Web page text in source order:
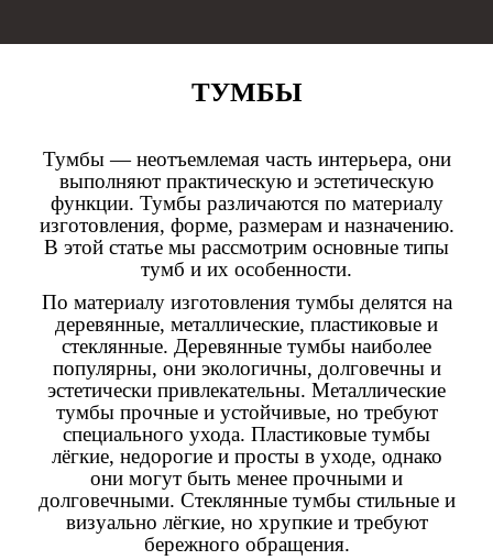
ТУМБЫ
Тумбы — неотъемлемая часть интерьера, они
выполняют практическую и эстетическую
функции. Тумбы различаются по материалу
изготовления, форме, размерам и назначению.
В этой статье мы рассмотрим основные типы
тумб и их особенности.
По материалу изготовления тумбы делятся на
деревянные, металлические, пластиковые и
стеклянные. Деревянные тумбы наиболее
популярны, они экологичны, долговечны и
эстетически привлекательны. Металлические
тумбы прочные и устойчивые, но требуют
специального ухода. Пластиковые тумбы
лёгкие, недорогие и просты в уходе, однако
они могут быть менее прочными и
долговечными. Стеклянные тумбы стильные и
визуально лёгкие, но хрупкие и требуют
бережного обращения.